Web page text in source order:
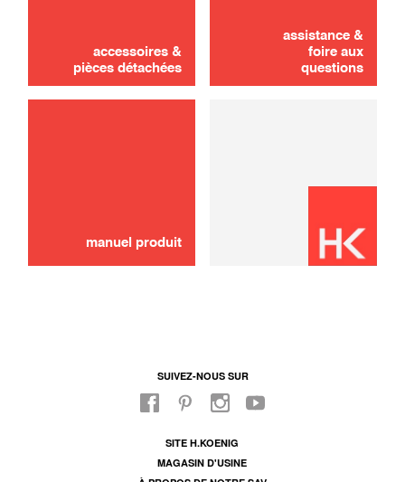
accessoires &
pièces détachées
assistance &
foire aux
questions
manuel produit
SUIVEZ-NOUS SUR
SITE H.KOENIG
MAGASIN D'USINE